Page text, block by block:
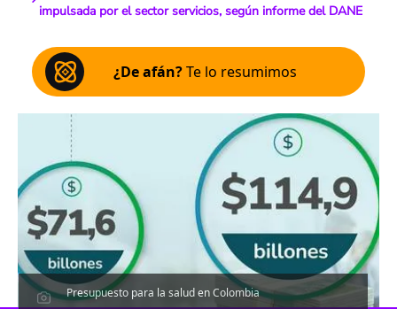
impulsada por el sector servicios, según informe del DANE
¿De afán?Te lo resumimos
Presupuesto para la salud en Colombia